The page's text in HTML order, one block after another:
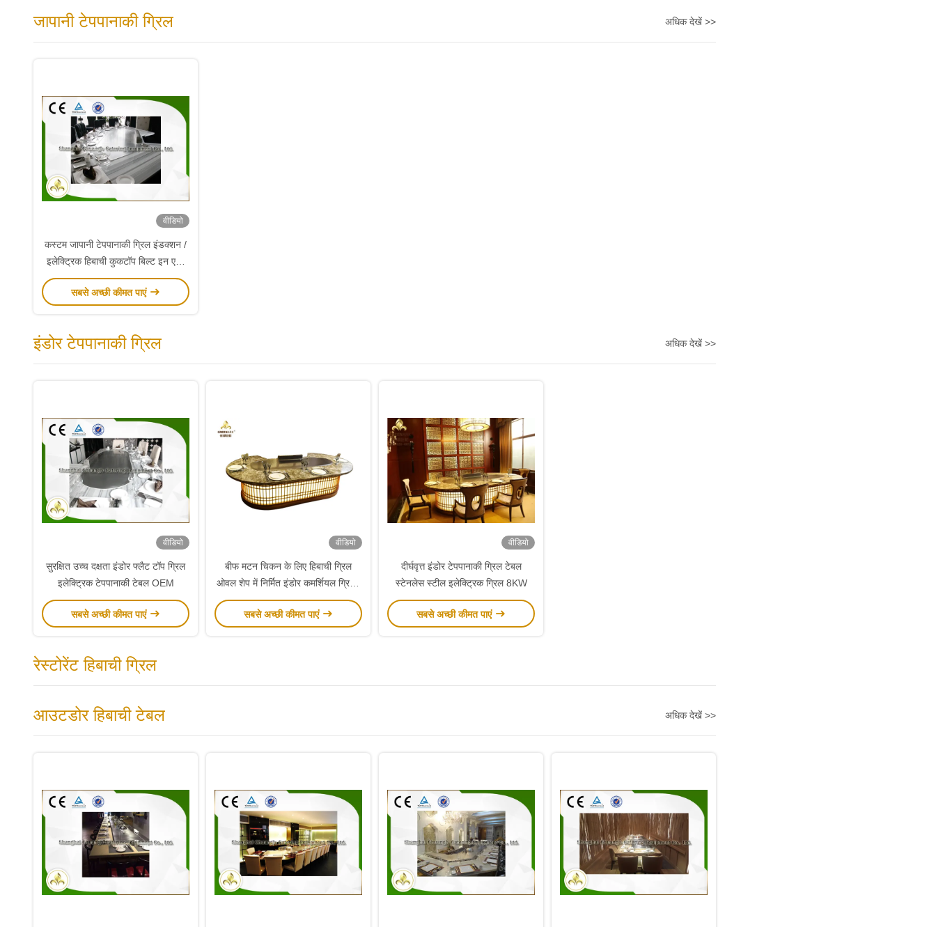
जापानी टेपपानाकी ग्रिल अधिक देखें >>
वीडियो
कस्टम जापानी टेपपानाकी ग्रिल इंडक्शन /
इलेक्ट्रिक हिबाची कुकटॉप बिल्ट इन एयर
ब्लोअर
सबसे अच्छी कीमत पाएं
इंडोर टेपपानाकी ग्रिल अधिक देखें >>
वीडियो
सुरक्षित उच्च दक्षता इंडोर फ्लैट टॉप ग्रिल
इलेक्ट्रिक टेपपानाकी टेबल OEM
सबसे अच्छी कीमत पाएं
वीडियो
बीफ मटन चिकन के लिए हिबाची ग्रिल
ओवल शेप में निर्मित इंडोर कमर्शियल ग्रिल्ड
प्लेट
सबसे अच्छी कीमत पाएं
वीडियो
दीर्घवृत्त इंडोर टेपपानाकी ग्रिल टेबल
स्टेनलेस स्टील इलेक्ट्रिक ग्रिल 8KW
सबसे अच्छी कीमत पाएं
रेस्टोरेंट हिबाची ग्रिल
आउटडोर हिबाची टेबल अधिक देखें >>